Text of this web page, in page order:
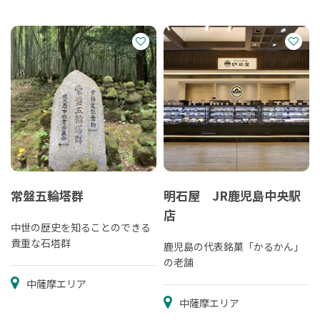
常盤五輪塔群
中世の歴史を知ることのできる
貴重な石塔群
中薩摩エリア
明石屋 JR鹿児島中央駅
店
鹿児島の代表銘菓「かるかん」
の老舗
中薩摩エリア